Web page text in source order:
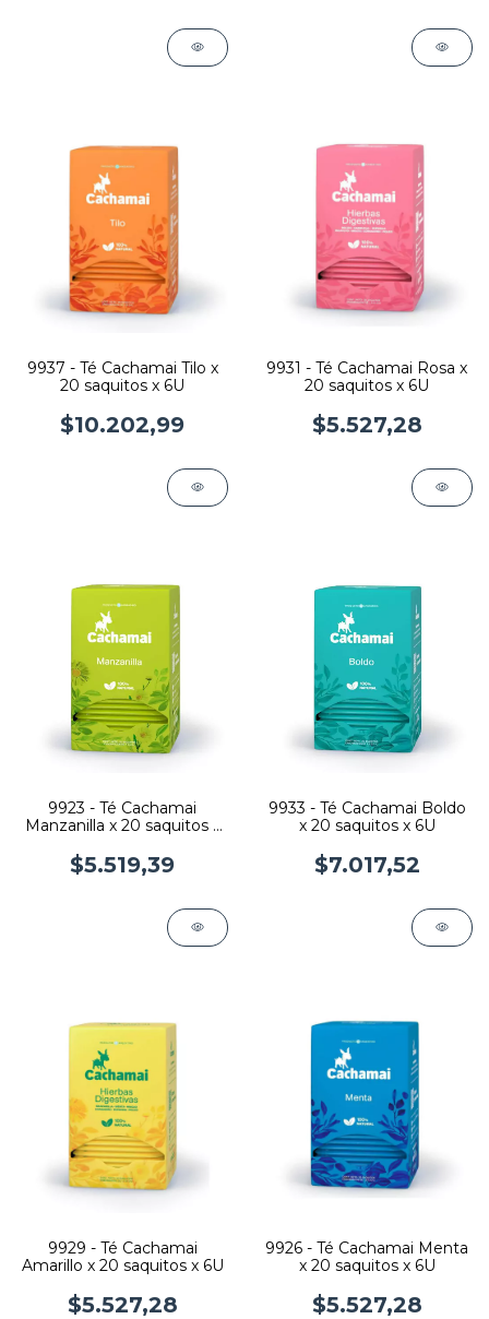
9937 - Té Cachamai Tilo x
20 saquitos x 6U
$10.202,99
9931 - Té Cachamai Rosa x
20 saquitos x 6U
$5.527,28
9923 - Té Cachamai
Manzanilla x 20 saquitos x
$5.519,39
9933 - Té Cachamai Boldo
x 20 saquitos x 6U
$7.017,52
9929 - Té Cachamai
Amarillo x 20 saquitos x 6U
$5.527,28
9926 - Té Cachamai Menta
x 20 saquitos x 6U
$5.527,28